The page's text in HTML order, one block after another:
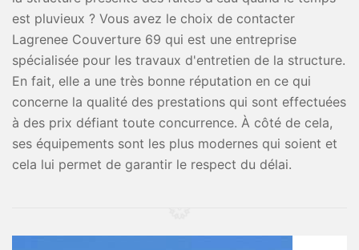
est pluvieux ? Vous avez le choix de contacter
Lagrenee Couverture 69 qui est une entreprise
spécialisée pour les travaux d'entretien de la structure.
En fait, elle a une très bonne réputation en ce qui
concerne la qualité des prestations qui sont effectuées
à des prix défiant toute concurrence. À côté de cela,
ses équipements sont les plus modernes qui soient et
cela lui permet de garantir le respect du délai.